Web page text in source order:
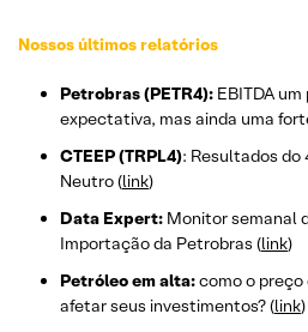
Nossos últimos relatórios
Petrobras (PETR4): EBITDA
expectativa, mas ainda uma
CTEEP (TRPL4): Resultados do
Neutro (link)
Data Expert: Monitor semanal
Importação da Petrobras (link)
Petróleo em alta:como o
afetar seus investimentos? (link)